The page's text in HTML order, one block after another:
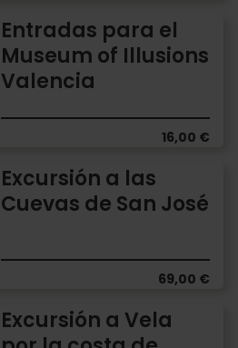
Entradas para el
Museum of Illusions
Valencia
16,00 €
Excursión a las
Cuevas de San José
69,00 €
Excursión a Vela